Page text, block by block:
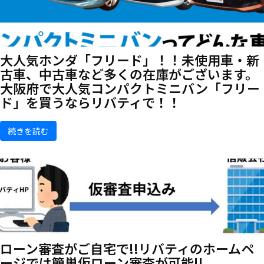
大人気ホンダ「フリード」！！未使用車・新
古車、中古車など多くの在庫がございます。
大阪府で大人気コンパクトミニバン「フリー
ド」を買うならリバティで！！
続きを読む
ローン審査がご自宅で!!リバティのホームペ